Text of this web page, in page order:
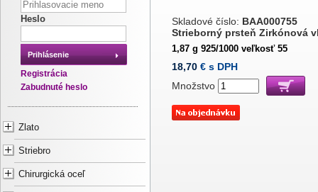
Heslo
Prihlásenie
Registrácia
Zabudnuté heslo
Zlato
Striebro
Chirurgická oceľ
Skladové číslo: BAA000755
Strieborný prsteň Zirkónová
1,87 g 925/1000 veľkosť 55
18,70 € s DPH
Množstvo